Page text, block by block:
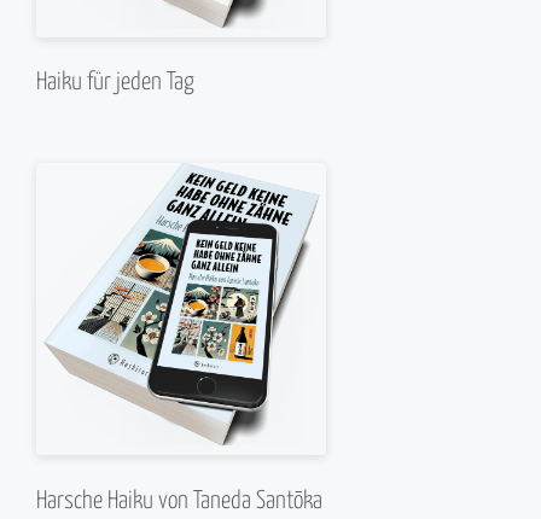
Haiku für jeden Tag
Harsche Haiku von Taneda Santōka